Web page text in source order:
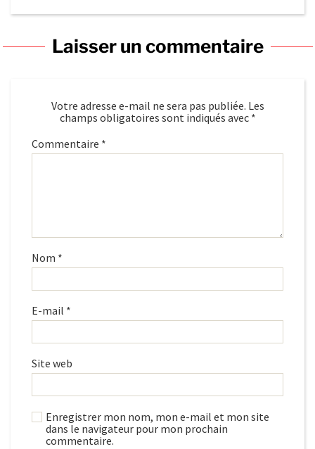
Laisser un commentaire
Votre adresse e-mail ne sera pas publiée. Les
champs obligatoires sont indiqués avec *
Commentaire *
Nom *
E-mail *
Site web
Enregistrer mon nom, mon e-mail et mon site
dans le navigateur pour mon prochain
commentaire.